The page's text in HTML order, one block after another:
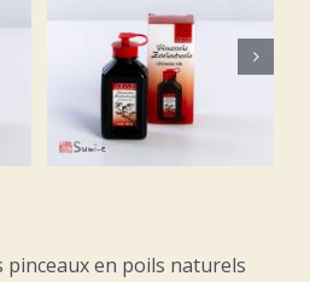
poils de
chèvre
AJOUTER AU PANIER
/
DETAILS
pinceaux en poils naturels